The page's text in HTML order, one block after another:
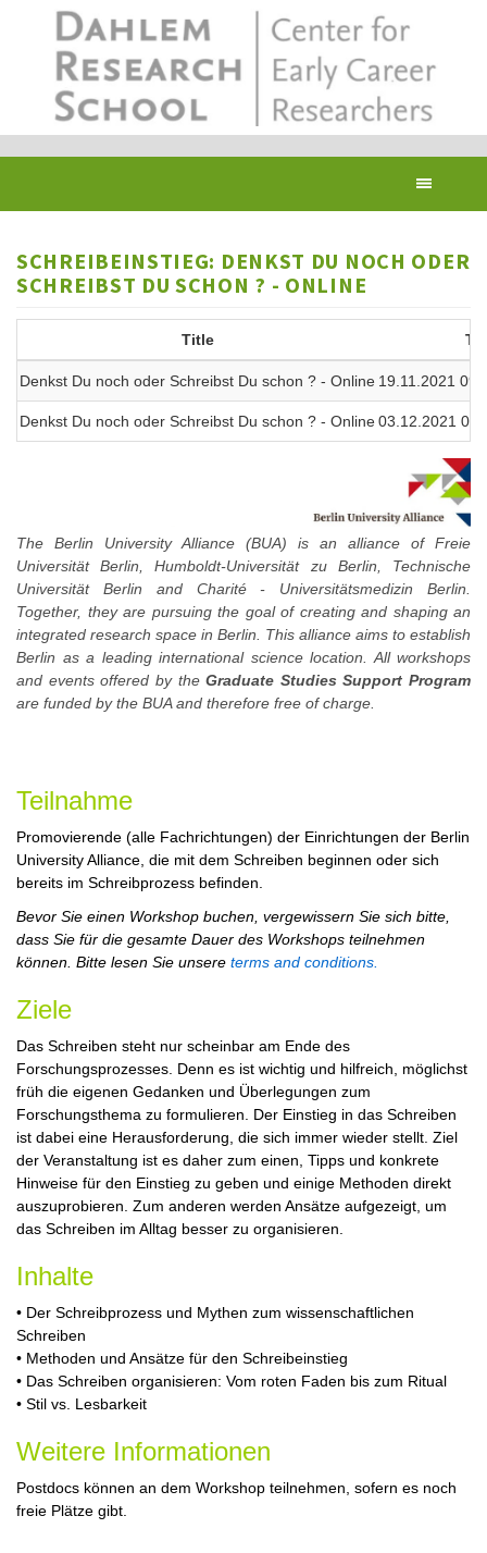
SCHREIBEINSTIEG: DENKST DU NOCH ODER
SCHREIBST DU SCHON ? - ONLINE
Title
Denkst Du noch oder Schreibst Du schon ? - Online 19.11.2021
Denkst Du noch oder Schreibst Du schon ? - Online03.12.2021
The Berlin University Alliance (BUA) is an alliance of Freie
Universität Berlin, Humboldt-Universität zu Berlin, Technische
Universität Berlin and Charité - Universitätsmedizin Berlin.
Together, they are pursuing the goal of creating and shaping an
integrated research space in Berlin. This alliance aims to establish
Berlin as a leading international science location. All workshops
and events offered by theGraduate Studies Support Program
are funded by the BUA and therefore free of charge.
Teilnahme
Promovierende (alle Fachrichtungen) der Einrichtungen der Berlin
University Alliance, die mit dem Schreiben beginnen oder sich
bereits im Schreibprozess befinden.
Bevor Sie einen Workshop buchen, vergewissern Sie sich bitte,
dass Sie für die gesamte Dauer des Workshops teilnehmen
können. Bitte lesen Sie unsere terms and conditions.
Ziele
Das Schreiben steht nur scheinbar am Ende des
Forschungsprozesses. Denn es ist wichtig und hilfreich, möglichst
früh die eigenen Gedanken und Überlegungen zum
Forschungsthema zu formulieren. Der Einstieg in das Schreiben
ist dabei eine Herausforderung, die sich immer wieder stellt. Ziel
der Veranstaltung ist es daher zum einen, Tipps und konkrete
Hinweise für den Einstieg zu geben und einige Methoden direkt
auszuprobieren. Zum anderen werden Ansätze aufgezeigt, um
das Schreiben im Alltag besser zu organisieren.
Inhalte
• Der Schreibprozess und Mythen zum wissenschaftlichen
Schreiben
• Methoden und Ansätze für den Schreibeinstieg
• Das Schreiben organisieren: Vom roten Faden bis zum Ritual
• Stil vs. Lesbarkeit
Weitere Informationen
Postdocs können an dem Workshop teilnehmen, sofern es noch
freie Plätze gibt.